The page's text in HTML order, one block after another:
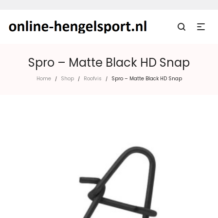
Spro – Matte Black HD Snap
Home / Shop / Roofvis / Spro – Matte Black HD Snap